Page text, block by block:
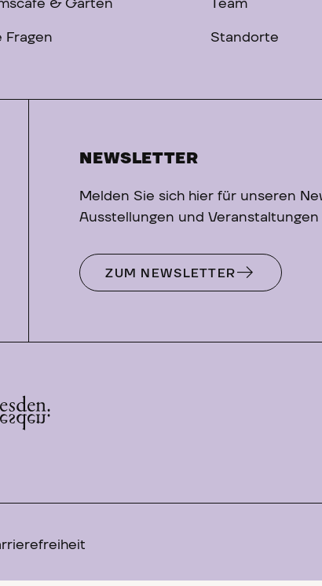
& Garten
Fragen
Team
Standorte
NEWSLETTER
Melden Sie sich hier für unseren
Ausstellungen und
ZUM NEWSLETTER